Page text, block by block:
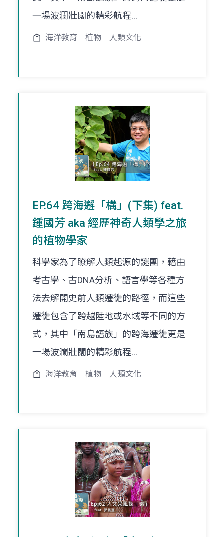
一場波瀾壯闊的精彩航程...
海洋教育 植物 人類文化
EP.64 跨海邂「構」(下集) feat.
鍾國芳 aka 經歷神奇人類學之旅
的植物學家
科學家為了瞭解人類起源的謎團，藉由
考古學、古DNA分析、語言學等各種方
法去解開史前人類遷徙的路徑，而這些
遷徙包含了跨越陸地或水域等不同的方
式，其中「南島語族」的跨海遷徙更是
一場波瀾壯闊的精彩航程...
海洋教育 植物 人類文化